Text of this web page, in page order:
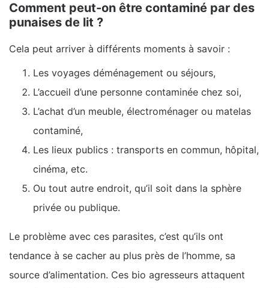
Comment peut-on être contaminé par des
punaises de lit ?
Cela peut arriver à différents moments à savoir :
Les voyages déménagement ou séjours,
L’accueil d’une personne contaminée chez soi,
L’achat d’un meuble, électroménager ou matelas
contaminé,
Les lieux publics : transports en commun, hôpital,
cinéma, etc.
Ou tout autre endroit, qu’il soit dans la sphère
privée ou publique.
Le problème avec ces parasites, c’est qu’ils ont
tendance à se cacher au plus près de l’homme, sa
source d’alimentation. Ces bio agresseurs attaquent